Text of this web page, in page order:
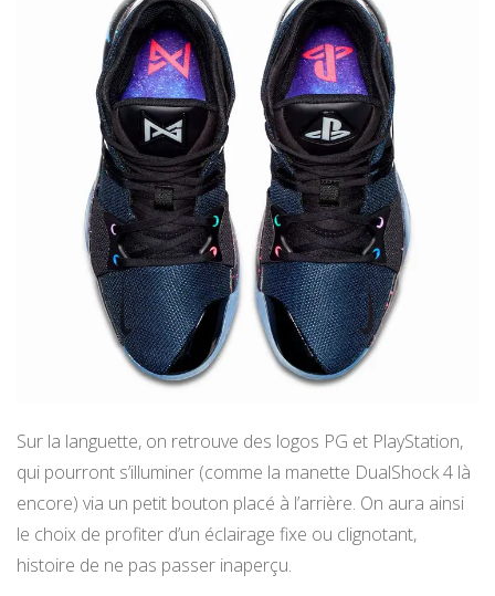
Sur la languette, on retrouve des logos PG et PlayStation,
qui pourront s’illuminer (comme la manette DualShock 4 là
encore) via un petit bouton placé à l’arrière. On aura ainsi
le choix de profiter d’un éclairage fixe ou clignotant,
histoire de ne pas passer inaperçu.